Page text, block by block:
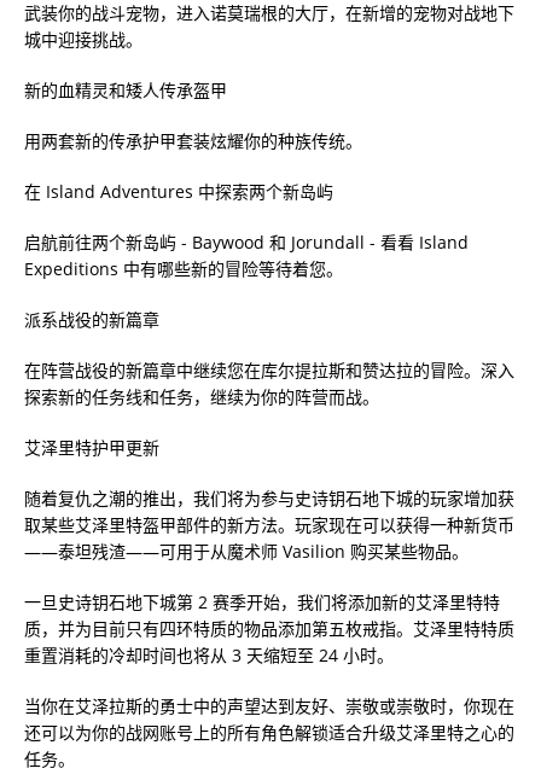
武装你的战斗宠物，进入诺莫瑞根的大厅，在新增的宠物对战地下
城中迎接挑战。
新的血精灵和矮人传承盔甲
用两套新的传承护甲套装炫耀你的种族传统。
在 Island Adventures 中探索两个新岛屿
启航前往两个新岛屿 - Baywo​​od 和 Jorundall - 看看 Island
Expeditions 中有哪些新的冒险等待着您。
派系战役的新篇章
在阵营战役的新篇章中继续您在库尔提拉斯和赞达拉的冒险。深入
探索新的任务线和任务，继续为你的阵营而战。
艾泽里特护甲更新
随着复仇之潮的推出，我们将为参与史诗钥石地下城的玩家增加获
取某些艾泽里特盔甲部件的新方法。玩家现在可以获得一种新货币
——泰坦残渣——可用于从魔术师 Vasilion 购买某些物品。
一旦史诗钥石地下城第 2 赛季开始，我们将添加新的艾泽里特特
质，并为目前只有四环特质的物品添加第五枚戒指。艾泽里特特质
重置消耗的冷却时间也将从 3 天缩短至 24 小时。
当你在艾泽拉斯的勇士中的声望达到友好、崇敬或崇敬时，你现在
还可以为你的战网账号上的所有角色解锁适合升级艾泽里特之心的
任务。